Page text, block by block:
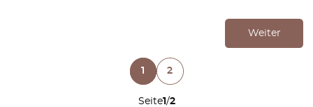
Seite1/2
Weiter
1 2